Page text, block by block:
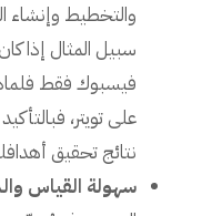
والتخطيط وإنشاء
سبيل المثال إذا
فيسبوك فقط
على تويتر،
نتائج تحقيق
سهولة القياس